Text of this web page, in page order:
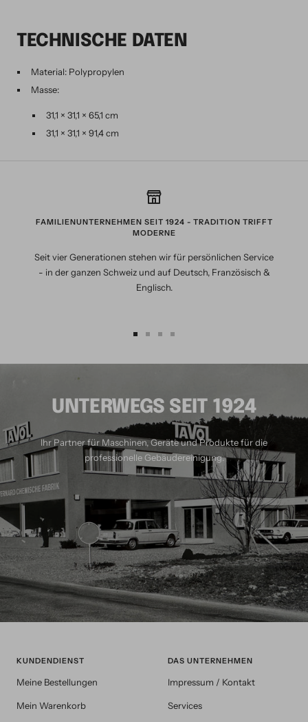
TECHNISCHE DATEN
Material: Polypropylen
Masse:
31,1 × 31,1 × 65,1 cm
31,1 × 31,1 × 91,4 cm
FAMILIENUNTERNEHMEN SEIT 1924 - TRADITION TRIFFT
MODERNE
Seit vier Generationen stehen wir für persönlichen Service
- in der ganzen Schweiz und auf Deutsch, Französisch &
Englisch.
UNTERWEGS SEIT 1924
Ihr Partner für Maschinen, Geräte und Produkte für die
professionelle Gebäudereinigung.
KUNDENDIENST
Meine Bestellungen
Mein Warenkorb
DAS UNTERNEHMEN
Impressum / Kontakt
Services